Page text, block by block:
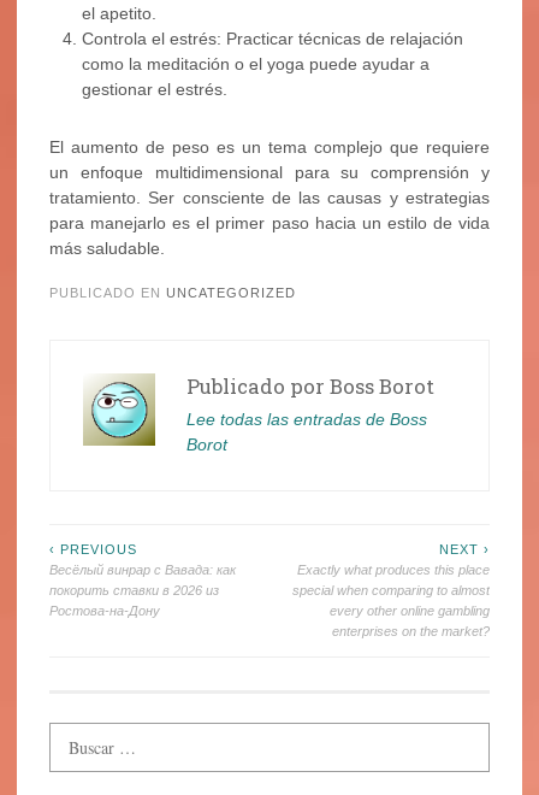
el apetito.
Controla el estrés: Practicar técnicas de relajación
como la meditación o el yoga puede ayudar a
gestionar el estrés.
El aumento de peso es un tema complejo que requiere
un enfoque multidimensional para su comprensión y
tratamiento. Ser consciente de las causas y estrategias
para manejarlo es el primer paso hacia un estilo de vida
más saludable.
PUBLICADO EN UNCATEGORIZED
Publicado por Boss Borot
Lee todas las entradas de Boss
Borot
Navegación
de
‹ PREVIOUS
Весёлый винрар с Вавада: как
покорить ставки в 2026 из
Ростова-на-Дону
NEXT ›
Exactly what produces this place
special when comparing to almost
every other online gambling
enterprises on the market?